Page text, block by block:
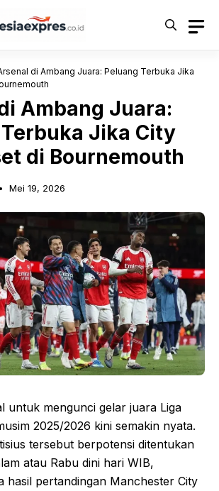
di Ambang Juara: Peluang Terbuka Jika
Ambang Juara:
Jika City
di Bournemouth
Mei 19, 2026
untuk mengunci gelar juara Liga
2025/2026 kini semakin nyata.
tersebut berpotensi ditentukan
atau Rabu dini hari WIB,
hasil pertandingan Manchester City